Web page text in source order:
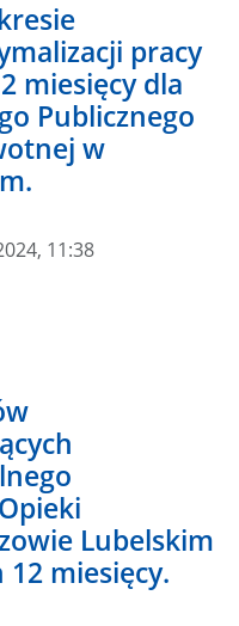
pracy
miesięcy dla
Publicznego
w
11:38
Lubelskim
miesięcy.